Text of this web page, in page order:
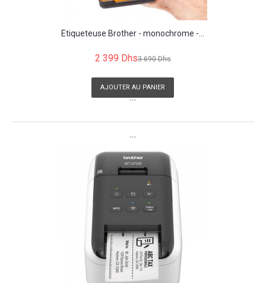
Étiqueteuse Brother - monochrome -...
2 399 Dhs3 690 Dhs
AJOUTER AU PANIER
```
```